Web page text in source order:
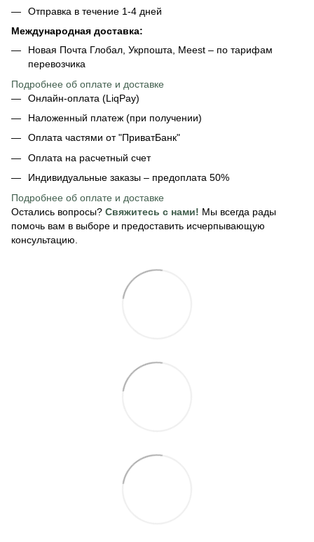
Отправка в течение 1-4 дней
Международная доставка:
Новая Почта Глобал, Укрпошта, Meest – по тарифам
перевозчика
Подробнее об оплате и доставке
Онлайн-оплата (LiqPay)
Наложенный платеж (при получении)
Оплата частями от "ПриватБанк"
Оплата на расчетный счет
Индивидуальные заказы – предоплата 50%
Подробнее об оплате и доставке
Остались вопросы? Свяжитесь с нами! Мы всегда рады
помочь вам в выборе и предоставить исчерпывающую
консультацию.